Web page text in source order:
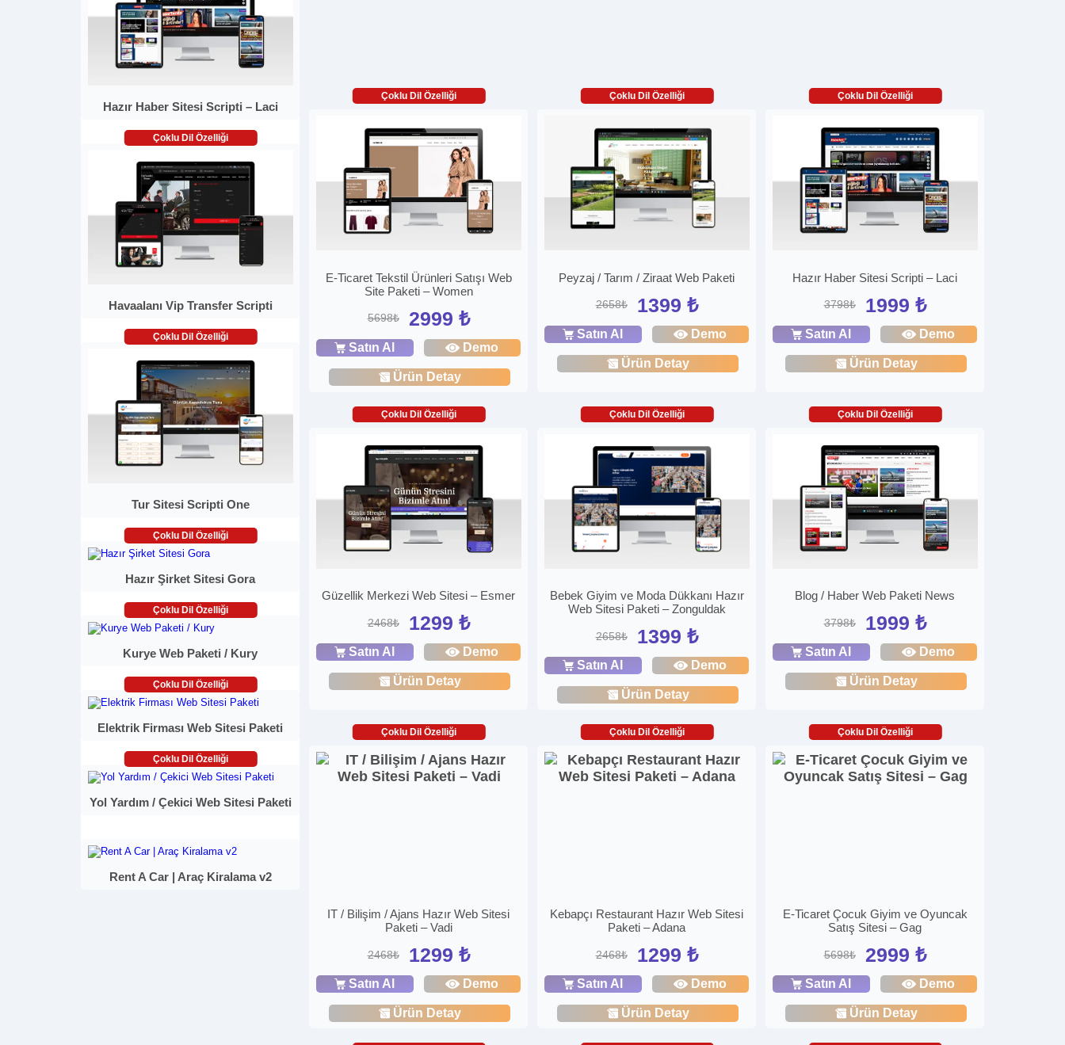
Hazır Haber Sitesi Scripti – Laci
Çoklu Dil Özelliği
Havaalanı Vip Transfer Scripti
Çoklu Dil Özelliği
Tur Sitesi Scripti One
Çoklu Dil Özelliği
Hazır Şirket Sitesi Gora
Çoklu Dil Özelliği
Kurye Web Paketi / Kury
Çoklu Dil Özelliği
Elektrik Firması Web Sitesi Paketi
Çoklu Dil Özelliği
Yol Yardım / Çekici Web Sitesi Paketi
Rent A Car | Araç Kiralama v2
Çoklu Dil Özelliği
E-Ticaret Tekstil Ürünleri Satışı Web
Site Paketi – Women
5698₺ 2999 ₺
Satın Al Demo
Ürün Detay
Çoklu Dil Özelliği
Peyzaj / Tarım / Ziraat Web Paketi
2658₺ 1399 ₺
Satın Al Demo
Ürün Detay
Çoklu Dil Özelliği
Hazır Haber Sitesi Scripti – Laci
3798₺ 1999 ₺
Satın Al Demo
Ürün Detay
Çoklu Dil Özelliği
Güzellik Merkezi Web Sitesi – Esmer
2468₺ 1299 ₺
Satın Al Demo
Ürün Detay
Çoklu Dil Özelliği
Bebek Giyim ve Moda Dükkanı Hazır
Web Sitesi Paketi – Zonguldak
2658₺ 1399 ₺
Satın Al Demo
Ürün Detay
Çoklu Dil Özelliği
Blog / Haber Web Paketi News
3798₺ 1999 ₺
Satın Al Demo
Ürün Detay
Çoklu Dil Özelliği
IT / Bilişim / Ajans Hazır Web Sitesi
Paketi – Vadi
2468₺ 1299 ₺
Satın Al Demo
Ürün Detay
Çoklu Dil Özelliği
Kebapçı Restaurant Hazır Web Sitesi
Paketi – Adana
2468₺ 1299 ₺
Satın Al Demo
Ürün Detay
Çoklu Dil Özelliği
E-Ticaret Çocuk Giyim ve Oyuncak
Satış Sitesi – Gag
5698₺ 2999 ₺
Satın Al Demo
Ürün Detay